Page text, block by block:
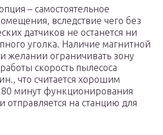
– самостоятельное
вследствие чего без
датчиков не останется ни
уголка. Наличие магнитной
желании ограничивать зону
скорость пылесоса
что считается хорошим
80 минут функционирования
отправляется на станцию для